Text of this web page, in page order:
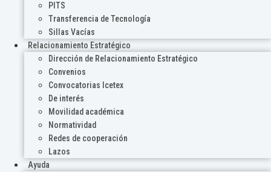
PITS
Transferencia de Tecnología
Sillas Vacías
Relacionamiento Estratégico
Dirección de Relacionamiento Estratégico
Convenios
Convocatorias Icetex
De interés
Movilidad académica
Normatividad
Redes de cooperación
Lazos
Ayuda